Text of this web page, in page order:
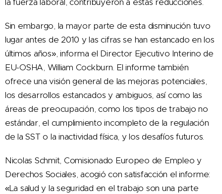
Sin embargo, la mayor parte de esta disminución tuvo
lugar antes de 2010 y las cifras se han estancado en los
últimos años», informa el Director Ejecutivo Interino de
EU-OSHA, William Cockburn. El informe también
ofrece una visión general de las mejoras potenciales,
los desarrollos estancados y ambiguos, así como las
áreas de preocupación, como los tipos de trabajo no
estándar, el cumplimiento incompleto de la regulación
de la SST o la inactividad física, y los desafíos futuros.
Nicolas Schmit, Comisionado Europeo de Empleo y
Derechos Sociales, acogió con satisfacción el informe:
«La salud y la seguridad en el trabajo son una parte